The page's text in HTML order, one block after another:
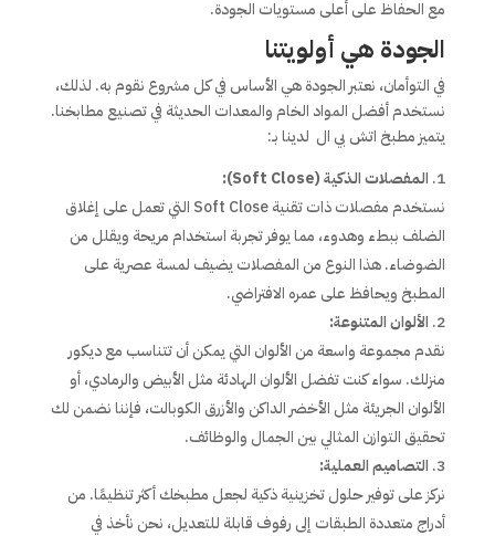
مع الحفاظ على أعلى مستويات الجودة.
الجودة هي أولويتنا
في التوأمان، نعتبر الجودة هي الأساس في كل مشروع نقوم به. لذلك،
نستخدم أفضل المواد الخام والمعدات الحديثة في تصنيع مطابخنا.
يتميز مطبخ اتش بي ال لدينا بـ:
المفصلات الذكية (Soft Close):
نستخدم مفصلات ذات تقنية Soft Close التي تعمل على إغلاق
الضلف ببطء وهدوء، مما يوفر تجربة استخدام مريحة ويقلل من
الضوضاء. هذا النوع من المفصلات يضيف لمسة عصرية على
المطبخ ويحافظ على عمره الافتراضي.
الألوان المتنوعة:
نقدم مجموعة واسعة من الألوان التي يمكن أن تتناسب مع ديكور
منزلك. سواء كنت تفضل الألوان الهادئة مثل الأبيض والرمادي، أو
الألوان الجريئة مثل الأخضر الداكن والأزرق الكوبالت، فإننا نضمن لك
تحقيق التوازن المثالي بين الجمال والوظائف.
التصاميم العملية:
نركز على توفير حلول تخزينية ذكية لجعل مطبخك أكثر تنظيمًا. من
أدراج متعددة الطبقات إلى رفوف قابلة للتعديل، نحن نأخذ في